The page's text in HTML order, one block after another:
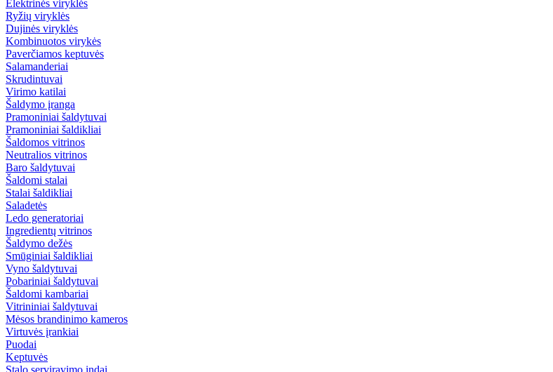
Elektrinės viryklės
Ryžių viryklės
Dujinės viryklės
Kombinuotos virykės
Paverčiamos keptuvės
Salamanderiai
Skrudintuvai
Virimo katilai
Šaldymo įranga
Pramoniniai šaldytuvai
Pramoniniai šaldikliai
Šaldomos vitrinos
Neutralios vitrinos
Baro šaldytuvai
Šaldomi stalai
Stalai šaldikliai
Saladetės
Ledo generatoriai
Ingredientų vitrinos
Šaldymo dežės
Smūginiai šaldikliai
Vyno šaldytuvai
Pobariniai šaldytuvai
Šaldomi kambariai
Vitrininiai šaldytuvai
Mėsos brandinimo kameros
Virtuvės įrankiai
Puodai
Keptuvės
Stalo serviravimo indai